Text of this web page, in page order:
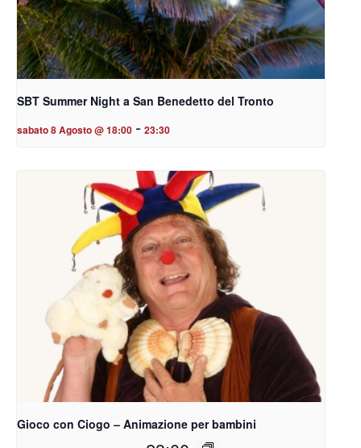
SBT Summer Night a San Benedetto del Tronto
sabato 8 Agosto @ 18:00 - 23:30
Gioco con Ciogo – Animazione per bambini